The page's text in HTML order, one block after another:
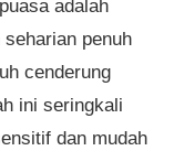
adalah
penuh
cenderung
ini seringkali
dan mudah